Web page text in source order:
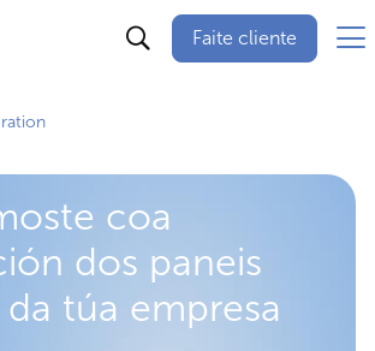
Faite cliente
coa
dos paneis
túa empresa